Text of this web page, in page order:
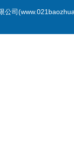
公司